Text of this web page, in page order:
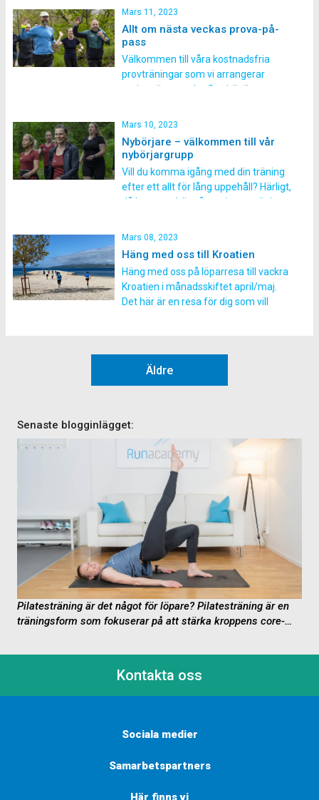
resten av terminen repeterar vi
du kommer märka stor skillnad på din
löpning. Du kommer bland annat få
lära dig följande i vårens
löpargrupper: […]
Mars 11, 2023
Allt om nästa veckas prova-på-
pass
Välkommen till våra kostnadsfria
provträningar som vi arrangerar
under nästa vecka. Det här är ett
att springa med våra löpargrupper.
veckan efter, v. 12. Hur kommer
passet att gå till? Vi kommer att
starta passet med lugn […]
Mars 10, 2023
Nybörjare – välkommen till vår
nybörjargrupp
Vill du komma igång med din träning
efter ett allt för lång uppehåll? Härligt,
då kommer här några tips att tänka
löpningen. I våra löpargrupper som
för just dig som är helt nybörjare med
löpning. […]
Mars 08, 2023
Häng med oss till Kroatien
Häng med oss på löparresa till vackra
Kroatien i månadsskiftet april/maj.
Det här är en resa för dig som vill
semester kombinerat med sol och
bad! På vår resa till Kroatien den 29
Äldre
Senaste blogginlägget:
Pilatesträning är det något för löpare?Pilatesträning är en
träningsform som fokuserar på att stärka kroppens core-
Kontakta oss
Sociala medier
Samarbetspartners
Här finns vi